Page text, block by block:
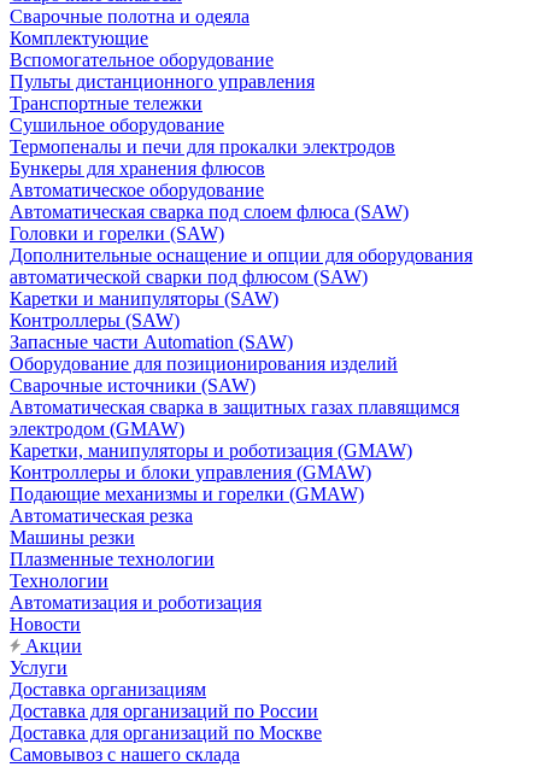
Сварочные полотна и одеяла
Комплектующие
Вспомогательное оборудование
Пульты дистанционного управления
Транспортные тележки
Сушильное оборудование
Термопеналы и печи для прокалки электродов
Бункеры для хранения флюсов
Автоматическое оборудование
Автоматическая сварка под слоем флюса (SAW)
Головки и горелки (SAW)
Дополнительные оснащение и опции для оборудования
автоматической сварки под флюсом (SAW)
Каретки и манипуляторы (SAW)
Контроллеры (SAW)
Запасные части Automation (SAW)
Оборудование для позиционирования изделий
Сварочные источники (SAW)
Автоматическая сварка в защитных газах плавящимся
электродом (GMAW)
Каретки, манипуляторы и роботизация (GMAW)
Контроллеры и блоки управления (GMAW)
Подающие механизмы и горелки (GMAW)
Автоматическая резка
Машины резки
Плазменные технологии
Технологии
Автоматизация и роботизация
Новости
Акции
Услуги
Доставка организациям
Доставка для организаций по России
Доставка для организаций по Москве
Самовывоз с нашего склада